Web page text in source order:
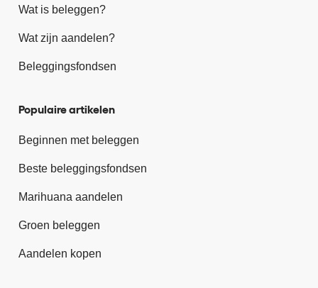
Wat is beleggen?
Wat zijn aandelen?
Beleggingsfondsen
Populaire artikelen
Beginnen met beleggen
Beste beleggingsfondsen
Marihuana aandelen
Groen beleggen
Aandelen kopen